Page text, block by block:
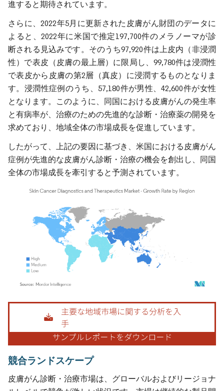
進すると期待されています。
さらに、2022年5月に更新された皮膚がん財団のデータに
よると、2022年に米国で推定197,700件のメラノーマが診
断される見込みです。そのうち97,920件は上皮内（非浸潤
性）で表皮（皮膚の最上層）に限局し、99,780件は浸潤性
で表皮から皮膚の第2層（真皮）に浸潤するものとなりま
す。浸潤性症例のうち、57,180件が男性、42,600件が女性
となります。このように、同国における皮膚がんの発生率
と有病率が、治療のための先進的な診断・治療薬の開発を
求めており、地域全体の市場成長を促進しています。
したがって、上記の要因に基づき、米国における皮膚がん
症例が先進的な皮膚がん診断・治療の機会を創出し、同国
全体の市場成長を牽引すると予測されています。
画像 © Mordor Intelligence。再利用にはCC BY 4.0の表示が必要です。
競合ランドスケープ
皮膚がん診断・治療市場は、グローバルおよびリージョナ